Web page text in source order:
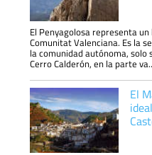
El Penyagolosa representa
Comunitat Valenciana. Es la
la comunidad autónoma,
Cerro Calderón, en la parte
El